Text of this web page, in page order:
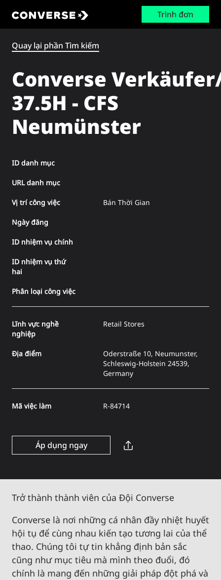
Trình đơn
Quay lại phần Tìm kiếm
Converse
37.5H - CFS
Neumünster
ID danh mục
URL danh mục
Vị trí công việc Bán Thời Gian
Ngày đăng
ID nhiệm vụ chính
ID nhiệm vụ thứ
hai
Phân loại công việc
Lĩnh vực nghề
nghiệp
Retail Stores
Địa điểm
Oderstraße 10, Neumunster,
Schleswig-Holstein 24539,
Germany
Mã việc làm R-84714
Áp dụng ngay
Trở thành thành viên của Đội Converse
Converse là nơi những cá nhân đầy nhiệt huyết
hội tụ để cùng nhau kiến tạo tương lai của thể
thao. Chúng tôi tự tin khẳng định bản sắc
cũng như mục tiêu mà mình theo đuổi, đó
chính là mang đến những giải pháp đột phá và